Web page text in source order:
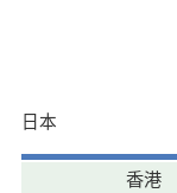
日本
香港